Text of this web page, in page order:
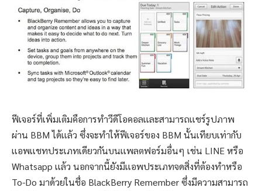
ฟีเจอร์ที่เพิ่มเติมคือการทำวีดีโอคอลเเละสามารถเเชร์รูปภาพ
ผ่าน BBM ได้เเล้ว ซึ่งจะทำให้ฟีเจอร์ของ BBM นั้นเทียบเท่ากับ
เเอพเเชทประเภทเดียวกันบนเเพลตฟอร์มอื่นๆ เช่น LINE หรือ
Whatsapp เเล้ว นอกจากนี้ยังมีเเอพประเภทจดสิ่งที่ต้องทำหรือ
To-Do มาด้วยในชื่อ BlackBerry Remember ซึ่งมีความสามารถ